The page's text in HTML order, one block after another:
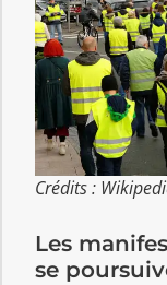
Crédits :
Les
se